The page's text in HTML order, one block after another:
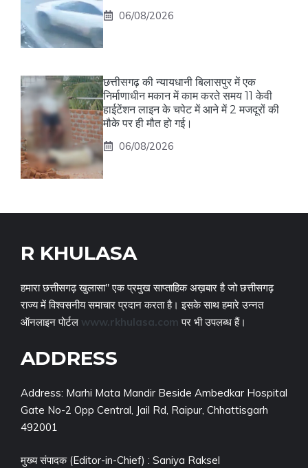
06/08/2026
छत्तीसगढ़ की न्यायधानी बिलासपुर में एक
निर्माणाधीन मकान में काम करते समय 11 केवी
हाईटेंशन लाइन के चपेट में आने में 2 मजदूरों की
मौके पर ही मौत हो गई।
06/08/2026
R KHULASA
हमारा छत्तीसगढ़ खुलासा" एक प्रमुख साप्ताहिक अख़बार है जो छत्तीसगढ़
राज्य में विश्वसनीय समाचार प्रदान करता है। इसके साथ हमारे उन्नत
ऑनलाइन पोर्टल www.rkhulasa.com पर भी उपलब्ध हैं।
ADDRESS
Address: Marhi Mata Mandir Beside Ambedkar Hospital
Gate No-2 Opp Central, Jail Rd, Raipur, Chhattisgarh
492001
मुख्य संपादक (Editor-in-Chief) : Saniya Raksel